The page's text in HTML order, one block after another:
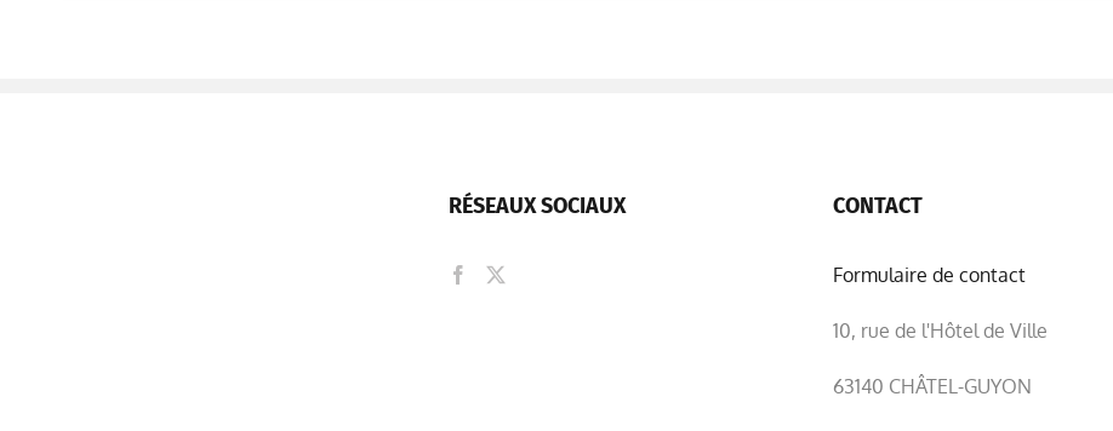
RÉSEAUX SOCIAUX CONTACT
Formulaire de contact
10, rue de l'Hôtel de Ville
63140 CHÂTEL-GUYON